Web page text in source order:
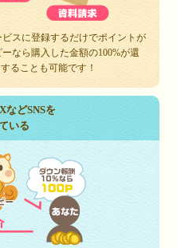
スに登録するだけでポイントが
なら購入した金額の100%が還
ることも可能です！
などSNSを
いる